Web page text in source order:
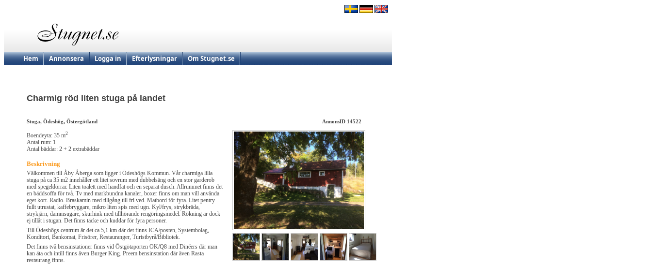
Hem Annonsera Logga in Efterlysningar Om Stugnet.se
Charmig röd liten stuga på landet
Stuga, Ödeshög, Östergötland AnnonsID 14522
Boendeyta: 35 m2
Antal rum: 1
Antal bäddar: 2 + 2 extrabäddar
Beskrivning
Välkommen till Åby Åberga som ligger i Ödeshögs Kommun. Vår charmiga lilla
stuga på ca 35 m2 innehåller ett litet sovrum med dubbelsäng och en stor garderob
med spegeldörrar. Liten toalett med handfat och en separat dusch. Allrummet finns det
en bäddsoffa för två. Tv med markbundna kanaler, boxer finns om man vill använda
eget kort. Radio. Braskamin med tillgång till fri ved. Matbord för fyra. Litet pentry
fullt utrustat, kaffebryggare, mikro liten spis med ugn. Kyl/frys, strykbräda,
strykjärn, dammsugare, skurhink med tillhörande rengöringsmedel. Rökning är dock
ej tillåt i stugan. Det finns täcke och kuddar för fyra personer.
Till Ödeshögs centrum är det ca 5,1 km där det finns ICA/posten, Systembolag,
Konditori, Bankomat, Frisörer, Restauranger, Turistbyrå/Bibliotek.
Det finns två bensinstationer finns vid Östgötaporten OK/Q8 med Dinéers där man
kan äta och intill finns även Burger King. Preem bensinstation där även Rasta
restaurang finns.